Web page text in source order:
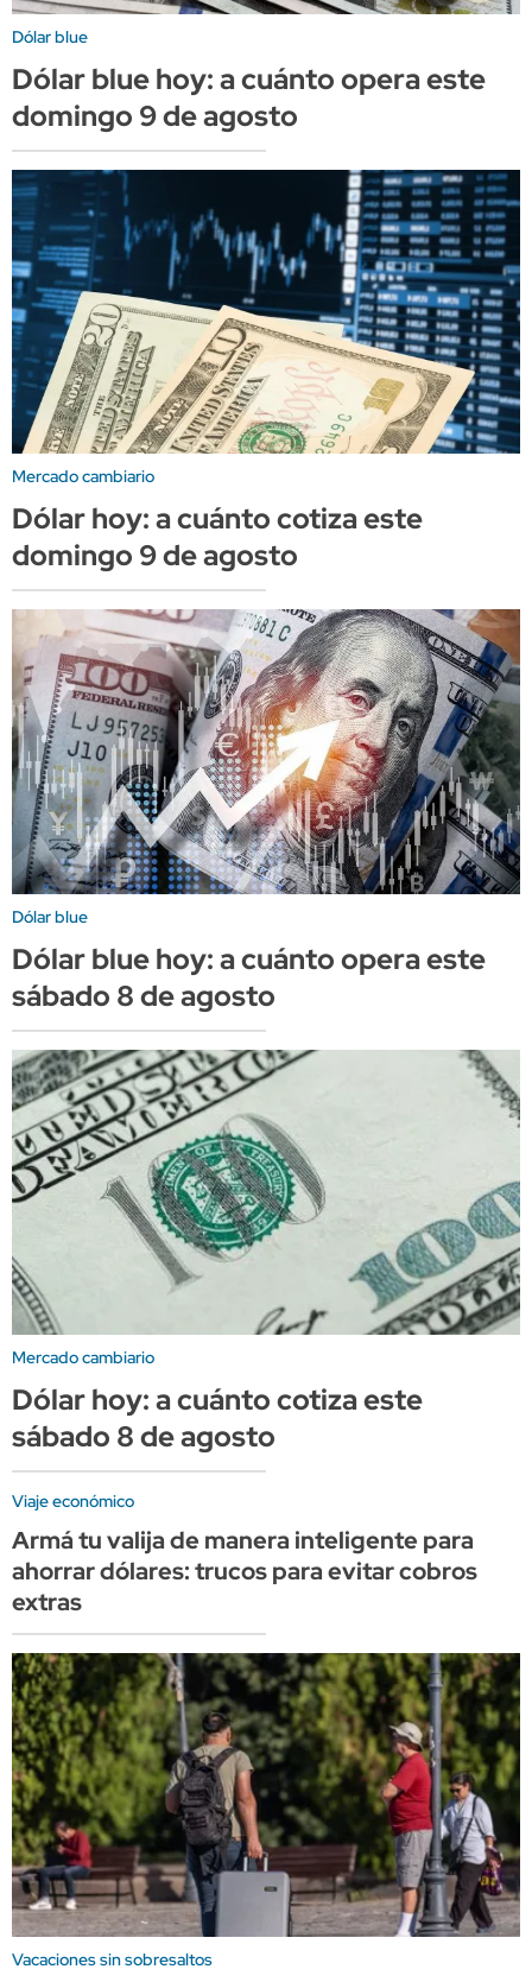
Dólar blue
Dólar blue hoy: a cuánto opera este
domingo 9 de agosto
Mercado cambiario
Dólar hoy: a cuánto cotiza este
domingo 9 de agosto
Dólar blue
Dólar blue hoy: a cuánto opera este
sábado 8 de agosto
Mercado cambiario
Dólar hoy: a cuánto cotiza este
sábado 8 de agosto
Viaje económico
Armá tu valija de manera inteligente para
ahorrar dólares: trucos para evitar cobros
extras
Vacaciones sin sobresaltos